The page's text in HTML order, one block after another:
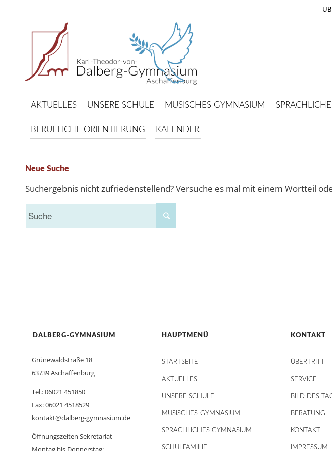
AKTUELLES UNSERE SCHULE MUSISCHES GYMNASIUM
BERUFLICHE ORIENTIERUNG KALENDER
Neue Suche
Suchergebnis nicht zufriedenstellend? Versuche es mal mit einem Wortteil
DALBERG-GYMNASIUM
Grünewaldstraße 18
63739 Aschaffenburg
Tel.: 06021 451850
Fax: 06021 4518529
kontakt@dalberg-gymnasium.de
Öffnungszeiten Sekretariat
HAUPTMENÜ
STARTSEITE
AKTUELLES
UNSERE SCHULE
MUSISCHES GYMNASIUM
SPRACHLICHES GYMNASIUM
SCHULFAMILIE
KONTAKT
ÜBERTRITT
SERVICE
BILD DES
BERATUNG
KONTAKT
IMPRESSUM